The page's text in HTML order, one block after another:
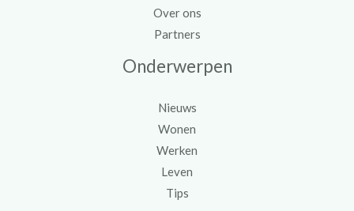
Over ons
Partners
Onderwerpen
Nieuws
Wonen
Werken
Leven
Tips